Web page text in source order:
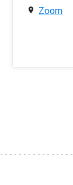
Zoom